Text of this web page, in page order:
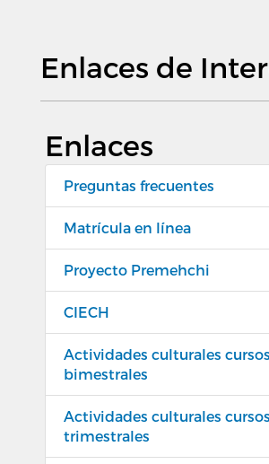
Enlaces de
Enlaces
Preguntas frecuentes
Matrícula en línea
Proyecto Premehchi
CIECH
Actividades culturales cursos
bimestrales
Actividades culturales cursos
trimestrales